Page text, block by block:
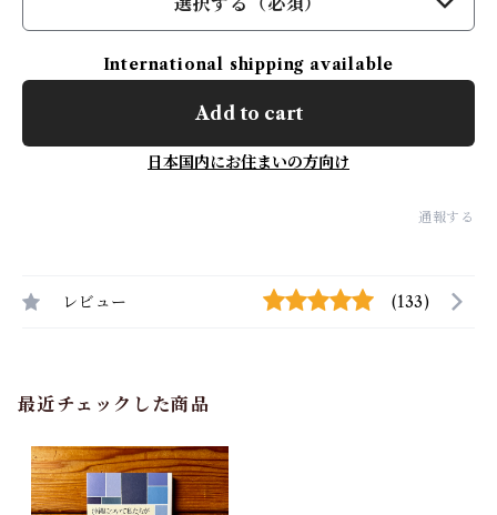
International shipping available
Add to cart
日本国内にお住まいの方向け
通報する
レビュー (133)
最近チェックした商品